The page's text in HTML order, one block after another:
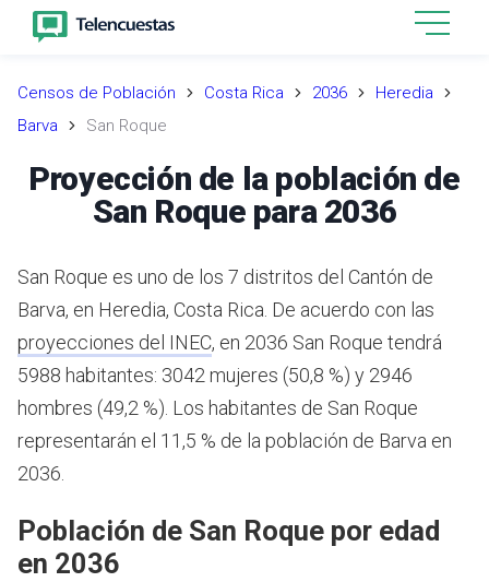
Censos de Población Costa Rica 2036
Heredia
Barva
San Roque
Proyección de la población de
San Roque para 2036
San Roque es uno de los 7 distritos del Cantón de
Barva, en Heredia, Costa Rica. De acuerdo con las
proyecciones del INEC, en 2036 San Roque tendrá
5988 habitantes: 3042 mujeres (50,8 %) y 2946
hombres (49,2 %). Los habitantes de San Roque
representarán el 11,5 % de la población de Barva en
2036.
Población de San Roque por edad
en 2036